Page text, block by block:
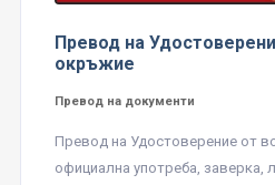
Превод на
окръжие
Превод на документи
Превод на Удостоверение от
официална употреба, заверка,